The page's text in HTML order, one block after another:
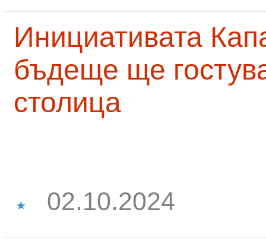
Инициативата
бъдеще ще
столица
02.10.2024